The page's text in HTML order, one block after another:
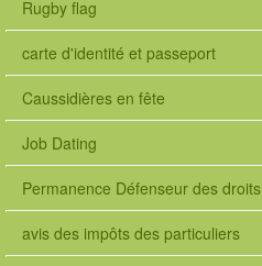
Rugby flag
carte d'identité et passeport
Caussidières en fête
Job Dating
Permanence Défenseur des droits
avis des impôts des particuliers